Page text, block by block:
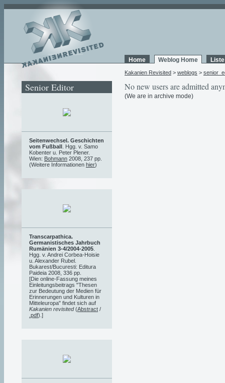
Home Weblog Home
Kakanien Revisited > weblogs >
No new users are admitted
(We are in archive mode)
Senior Editor
Seitenwechsel. Geschichten
vom Fußball . Hgg. v. Samo
Kobenter u. Peter Plener.
Wien: Bohmann 2008, 237 pp.
(Weitere Informationen hier)
Transcarpathica.
Germanistisches Jahrbuch
Rumänien 3-4/2004-2005
Hgg. v. Andrei Corbea-Hoisie
u. Alexander Rubel.
Bukarest/Bucuresti: Editura
Paideia 2008, 336 pp.
[Die online-Fassung meines
Einleitungsbeitrags "Thesen
zur Bedeutung der Medien für
Erinnerungen und Kulturen in
Mitteleuropa" findet sich auf
Kakanien revisited(Abstract /
.pdf).]